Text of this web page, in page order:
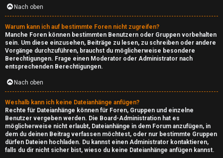
Nach oben
Warum kann ich auf bestimmte Foren nicht zugreifen?
Manche Foren können bestimmten Benutzern oder Gruppen vorbehalten
sein. Um diese einzusehen, Beiträge zu lesen, zu schreiben oder andere
Vorgänge durchzuführen, brauchst du möglicherweise besondere
Berechtigungen. Frage einen Moderator oder Administrator nach
entsprechenden Berechtigungen.
Nach oben
Weshalb kann ich keine Dateianhänge anfügen?
Rechte für Dateianhänge können für Foren, Gruppen und einzelne
Benutzer vergeben werden. Die Board-Administration hat es
möglicherweise nicht erlaubt, Dateianhänge in dem Forum anzufügen, in
dem du deinen Beitrag verfassen möchtest, oder nur bestimmte Gruppen
dürfen Dateien hochladen. Du kannst einen Administrator kontaktieren,
falls du dir nicht sicher bist, wieso du keine Dateianhänge anfügen kannst.
M
i
n
e
c
r
a
f
t